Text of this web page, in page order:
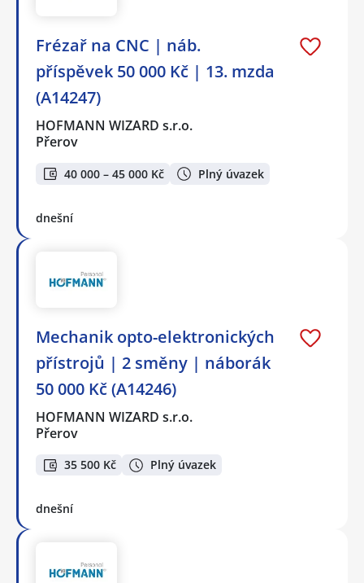
Frézař na CNC | náb.
příspěvek 50 000 Kč | 13. mzda
(A14247)
HOFMANN WIZARD s.r.o.
Přerov
40 000 – 45 000 Kč Plný úvazek
dnešní
Mechanik opto-elektronických
přístrojů | 2 směny | náborák
50 000 Kč (A14246)
HOFMANN WIZARD s.r.o.
Přerov
35 500 Kč Plný úvazek
dnešní